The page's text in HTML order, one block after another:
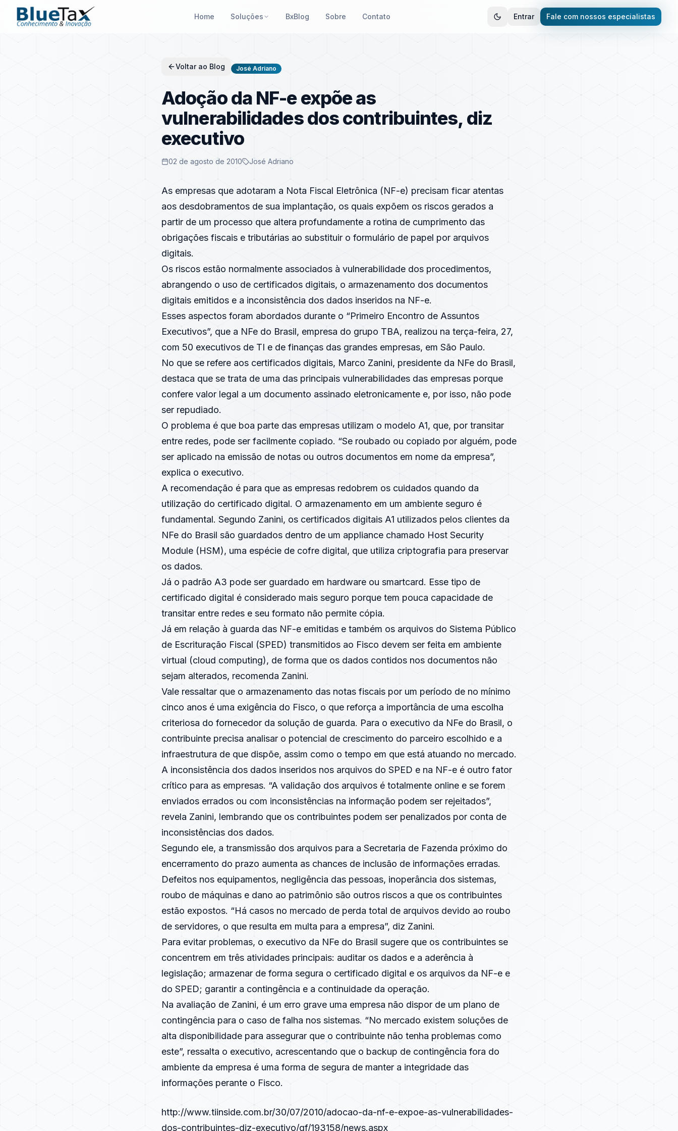
Home Soluções BxBlog Sobre Contato Entrar Fale com nossos especialistas
Voltar ao Blog José Adriano
Adoção da NF-e expõe as
vulnerabilidades dos contribuintes, diz
executivo
02 de agosto de 2010 José Adriano
As empresas que adotaram a Nota Fiscal Eletrônica (NF-e) precisam ficar atentas
aos desdobramentos de sua implantação, os quais expõem os riscos gerados a
partir de um processo que altera profundamente a rotina de cumprimento das
obrigações fiscais e tributárias ao substituir o formulário de papel por arquivos
digitais.
Os riscos estão normalmente associados à vulnerabilidade dos procedimentos,
abrangendo o uso de certificados digitais, o armazenamento dos documentos
digitais emitidos e a inconsistência dos dados inseridos na NF-e.
Esses aspectos foram abordados durante o “Primeiro Encontro de Assuntos
Executivos”, que a NFe do Brasil, empresa do grupo TBA, realizou na terça-feira, 27,
com 50 executivos de TI e de finanças das grandes empresas, em São Paulo.
No que se refere aos certificados digitais, Marco Zanini, presidente da NFe do Brasil,
destaca que se trata de uma das principais vulnerabilidades das empresas porque
confere valor legal a um documento assinado eletronicamente e, por isso, não pode
ser repudiado.
O problema é que boa parte das empresas utilizam o modelo A1, que, por transitar
entre redes, pode ser facilmente copiado. “Se roubado ou copiado por alguém, pode
ser aplicado na emissão de notas ou outros documentos em nome da empresa”,
explica o executivo.
A recomendação é para que as empresas redobrem os cuidados quando da
utilização do certificado digital. O armazenamento em um ambiente seguro é
fundamental. Segundo Zanini, os certificados digitais A1 utilizados pelos clientes da
NFe do Brasil são guardados dentro de um appliance chamado Host Security
Module (HSM), uma espécie de cofre digital, que utiliza criptografia para preservar
os dados.
Já o padrão A3 pode ser guardado em hardware ou smartcard. Esse tipo de
certificado digital é considerado mais seguro porque tem pouca capacidade de
transitar entre redes e seu formato não permite cópia.
Já em relação à guarda das NF-e emitidas e também os arquivos do Sistema Público
de Escrituração Fiscal (SPED) transmitidos ao Fisco devem ser feita em ambiente
virtual (cloud computing), de forma que os dados contidos nos documentos não
sejam alterados, recomenda Zanini.
Vale ressaltar que o armazenamento das notas fiscais por um período de no mínimo
cinco anos é uma exigência do Fisco, o que reforça a importância de uma escolha
criteriosa do fornecedor da solução de guarda. Para o executivo da NFe do Brasil, o
contribuinte precisa analisar o potencial de crescimento do parceiro escolhido e a
infraestrutura de que dispõe, assim como o tempo em que está atuando no mercado.
A inconsistência dos dados inseridos nos arquivos do SPED e na NF-e é outro fator
crítico para as empresas. “A validação dos arquivos é totalmente online e se forem
enviados errados ou com inconsistências na informação podem ser rejeitados”,
revela Zanini, lembrando que os contribuintes podem ser penalizados por conta de
inconsistências dos dados.
Segundo ele, a transmissão dos arquivos para a Secretaria de Fazenda próximo do
encerramento do prazo aumenta as chances de inclusão de informações erradas.
Defeitos nos equipamentos, negligência das pessoas, inoperância dos sistemas,
roubo de máquinas e dano ao patrimônio são outros riscos a que os contribuintes
estão expostos. “Há casos no mercado de perda total de arquivos devido ao roubo
de servidores, o que resulta em multa para a empresa”, diz Zanini.
Para evitar problemas, o executivo da NFe do Brasil sugere que os contribuintes se
concentrem em três atividades principais: auditar os dados e a aderência à
legislação; armazenar de forma segura o certificado digital e os arquivos da NF-e e
do SPED; garantir a contingência e a continuidade da operação.
Na avaliação de Zanini, é um erro grave uma empresa não dispor de um plano de
contingência para o caso de falha nos sistemas. “No mercado existem soluções de
alta disponibilidade para assegurar que o contribuinte não tenha problemas como
este”, ressalta o executivo, acrescentando que o backup de contingência fora do
ambiente da empresa é uma forma de segura de manter a integridade das
informações perante o Fisco.
http://www.tiinside.com.br/30/07/2010/adocao-da-nf-e-expoe-as-vulnerabilidades-
dos-contribuintes-diz-executivo/gf/193158/news.aspx